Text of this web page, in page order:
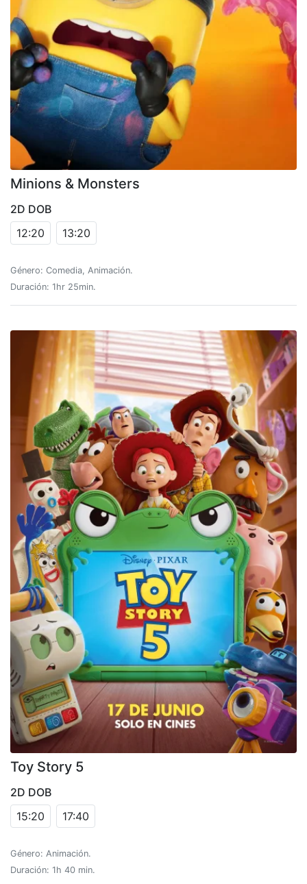
Minions & Monsters
2D DOB
12:20
13:20
Género: Comedia, Animación.
Duración: 1hr 25min.
Toy Story 5
2D DOB
15:20
17:40
Género: Animación.
Duración: 1h 40 min.